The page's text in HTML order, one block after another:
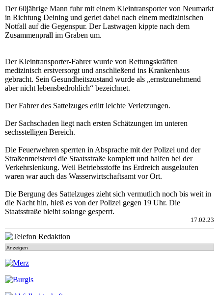
Der 60jährige Mann fuhr mit einem Kleintransporter von Neumarkt
in Richtung Deining und geriet dabei nach einem medizinischen
Notfall auf die Gegenspur. Der Lastwagen kippte nach dem
Zusammenprall im Graben um.
Der Kleintransporter-Fahrer wurde von Rettungskräften
medizinisch erstversorgt und anschließend ins Krankenhaus
gebracht. Sein Gesundheitszustand wurde als „ernstzunehmend
aber nicht lebensbedrohlich“ bezeichnet.
Der Fahrer des Sattelzuges erlitt leichte Verletzungen.
Der Sachschaden liegt nach ersten Schätzungen im unteren
sechsstelligen Bereich.
Die Feuerwehren sperrten in Absprache mit der Polizei und der
Straßenmeisterei die Staatsstraße komplett und halfen bei der
Verkehrslenkung. Weil Betriebsstoffe ins Erdreich ausgelaufen
waren war auch das Wasserwirtschaftsamt vor Ort.
Die Bergung des Sattelzuges zieht sich vermutlich noch bis weit in
die Nacht hin, hieß es von der Polizei gegen 19 Uhr. Die
Staatsstraße bleibt solange gesperrt.
17.02.23
Anzeigen
Schule
Eilmeldungen